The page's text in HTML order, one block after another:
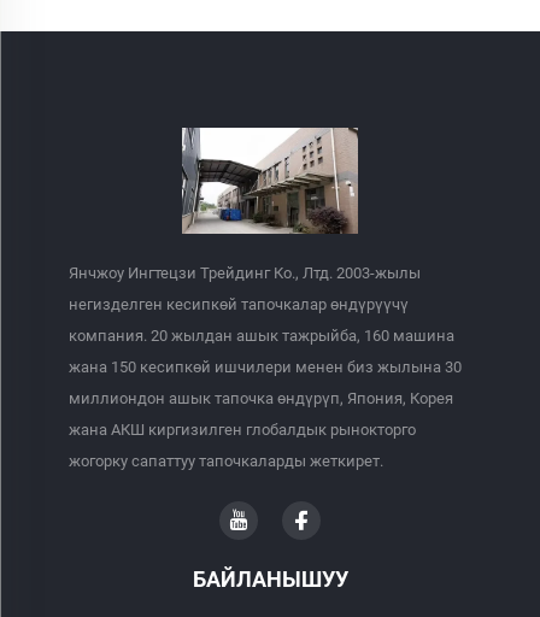
Янчжоу Ингтецзи Трейдинг Ко., Лтд. 2003-жылы
негизделген кесипкөй тапочкалар өндүрүүчү
компания. 20 жылдан ашык тажрыйба, 160 машина
жана 150 кесипкөй ишчилери менен биз жылына 30
миллиондон ашык тапочка өндүрүп, Япония, Корея
жана АКШ киргизилген глобалдык рынокторго
жогорку сапаттуу тапочкаларды жеткирет.
БАЙЛАНЫШУУ